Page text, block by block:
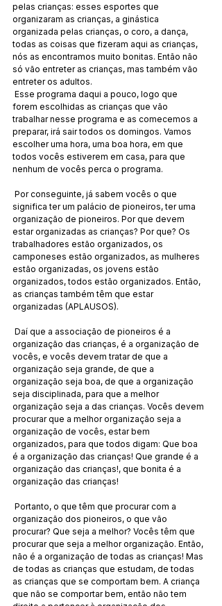
pelas crianças: esses esportes que
organizaram as crianças, a ginástica
organizada pelas crianças, o coro, a dança,
todas as coisas que fizeram aqui as crianças,
nós as encontramos muito bonitas. Então não
só vão entreter as crianças, mas também vão
entreter os adultos.
forem escolhidas as crianças que vão
trabalhar nesse programa e as comecemos a
preparar, irá sair todos os domingos. Vamos
escolher uma hora, uma boa hora, em que
todos vocês estiverem em casa, para que
nenhum de vocês perca o programa.
significa ter um palácio de pioneiros, ter uma
organização de pioneiros. Por que devem
estar organizadas as crianças? Por que? Os
trabalhadores estão organizados, os
camponeses estão organizados, as mulheres
estão organizadas, os jovens estão
organizados, todos estão organizados. Então,
as crianças também têm que estar
organizadas (APLAUSOS).
organização das crianças, é a organização de
vocês, e vocês devem tratar de que a
organização seja grande, de que a
organização seja boa, de que a organização
seja disciplinada, para que a melhor
organização seja a das crianças. Vocês devem
procurar que a melhor organização seja a
organização de vocês, estar bem
organizados, para que todos digam: Que boa
é a organização das crianças! Que grande é a
organização das crianças!, que bonita é a
organização das crianças!
organização dos pioneiros, o que vão
procurar? Que seja a melhor? Vocês têm que
procurar que seja a melhor organização. Então,
não é a organização de todas as crianças! Mas
de todas as crianças que estudam, de todas
as crianças que se comportam bem. A criança
que não se comportar bem, então não tem